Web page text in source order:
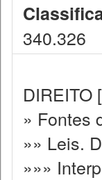
340.326
DIREITO [
» Fontes
»» Leis.
»»»